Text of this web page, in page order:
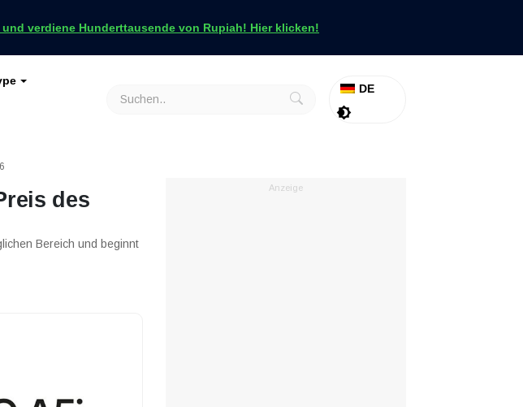
und verdiene Hunderttausende von Rupiah! Hier klicken!
DE
des
Bereich und beginnt
Anzeige